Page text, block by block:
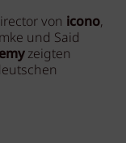
von icono,
und Said
zeigten